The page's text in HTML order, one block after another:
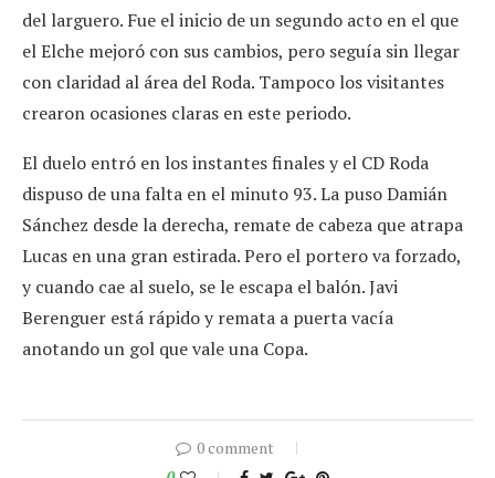
del larguero. Fue el inicio de un segundo acto en el que
el Elche mejoró con sus cambios, pero seguía sin llegar
con claridad al área del Roda. Tampoco los visitantes
crearon ocasiones claras en este periodo.
El duelo entró en los instantes finales y el CD Roda
dispuso de una falta en el minuto 93. La puso Damián
Sánchez desde la derecha, remate de cabeza que atrapa
Lucas en una gran estirada. Pero el portero va forzado,
y cuando cae al suelo, se le escapa el balón. Javi
Berenguer está rápido y remata a puerta vacía
anotando un gol que vale una Copa.
0 comment